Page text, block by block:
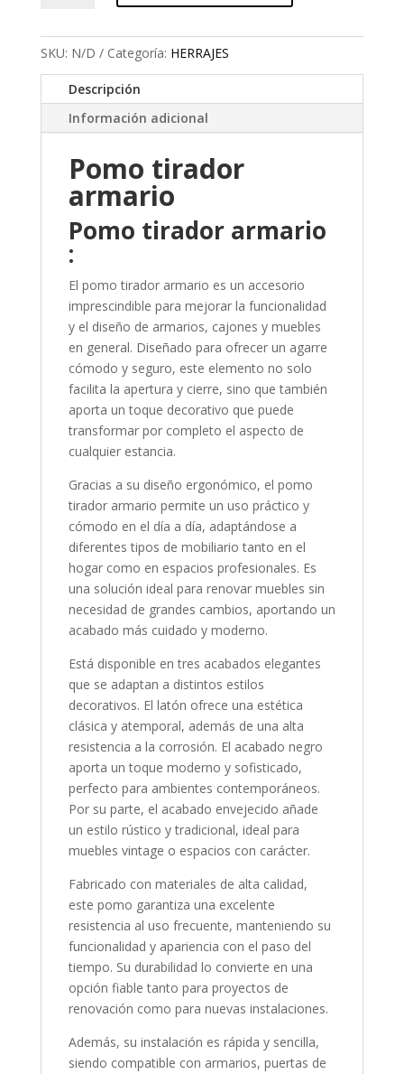
SKU: N/D Categoría: HERRAJES
Descripción
Información adicional
Pomo tirador
armario
Pomo tirador armario
:
El pomo tirador armario es un accesorio
imprescindible para mejorar la funcionalidad
y el diseño de armarios, cajones y muebles
en general. Diseñado para ofrecer un agarre
cómodo y seguro, este elemento no solo
facilita la apertura y cierre, sino que también
aporta un toque decorativo que puede
transformar por completo el aspecto de
cualquier estancia.
Gracias a su diseño ergonómico, el pomo
tirador armario permite un uso práctico y
cómodo en el día a día, adaptándose a
diferentes tipos de mobiliario tanto en el
hogar como en espacios profesionales. Es
una solución ideal para renovar muebles sin
necesidad de grandes cambios, aportando un
acabado más cuidado y moderno.
Está disponible en tres acabados elegantes
que se adaptan a distintos estilos
decorativos. El latón ofrece una estética
clásica y atemporal, además de una alta
resistencia a la corrosión. El acabado negro
aporta un toque moderno y sofisticado,
perfecto para ambientes contemporáneos.
Por su parte, el acabado envejecido añade
un estilo rústico y tradicional, ideal para
muebles vintage o espacios con carácter.
Fabricado con materiales de alta calidad,
este pomo garantiza una excelente
resistencia al uso frecuente, manteniendo su
funcionalidad y apariencia con el paso del
tiempo. Su durabilidad lo convierte en una
opción fiable tanto para proyectos de
renovación como para nuevas instalaciones.
Además, su instalación es rápida y sencilla,
siendo compatible con armarios, puertas de